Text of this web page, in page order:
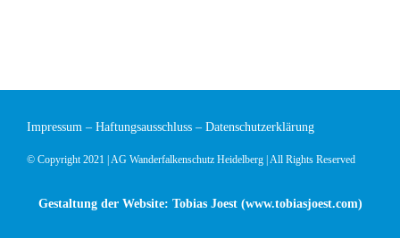
Impressum – Haftungsausschluss – Datenschutzerklärung
© Copyright 2021 | AG Wanderfalkenschutz Heidelberg | All Rights Reserved
Gestaltung der Website: Tobias Joest (www.tobiasjoest.com)